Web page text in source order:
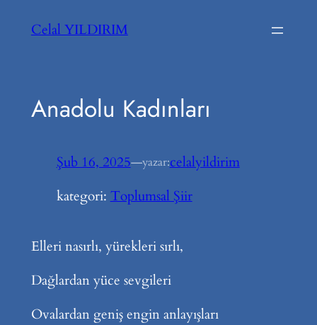
Celal YILDIRIM
Anadolu Kadınları
Şub 16, 2025—yazar:celalyildirim
kategori: Toplumsal Şiir
Elleri nasırlı, yürekleri sırlı,
Dağlardan yüce sevgileri
Ovalardan geniş engin anlayışları